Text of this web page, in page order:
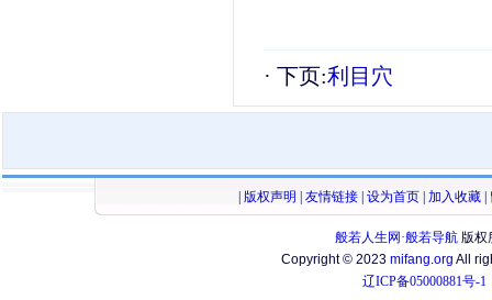
· 下页:利目穴
版权声明 友情链接 设为首页 加入收藏
般若人生网·般若导航版权
Copyright © 2023 mifang.org All
辽ICP备05000881号-1